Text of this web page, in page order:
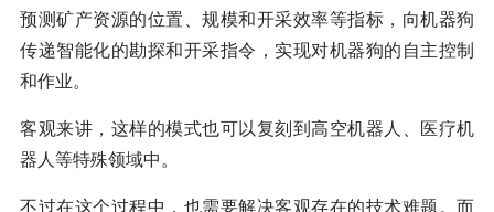
预测矿产资源的位置、规模和开采效率等指标，向机器狗
传递智能化的勘探和开采指令，实现对机器狗的自主控制
和作业。
客观来讲，这样的模式也可以复刻到高空机器人、医疗机
器人等特殊领域中。
不过在这个过程中，也需要解决客观存在的技术难题。而